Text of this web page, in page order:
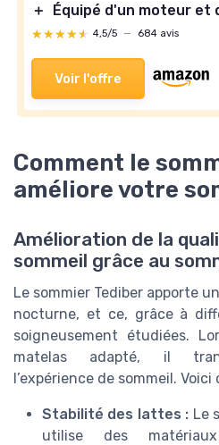
＋
Équipé d'un moteur et
★★★★★
★★★★★ 4,5/5 — 684 avis
Voir l'offre
Comment le
améliore votre
Amélioration de la
sommeil grâce au
Le sommier Tediber apporte
nocturne, et ce, grâce à
soigneusement étudiées.
matelas adapté, il
l’expérience de sommeil. Voici
Stabilité des lattes : Le
utilise des